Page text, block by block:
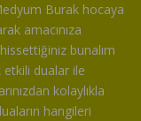
Burak hocaya
amacınıza
bunalım
etkili dualar ile
kolaylıkla
hangileri